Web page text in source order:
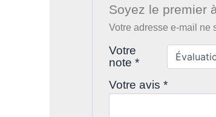
Soyez le premier
Votre adresse e-mail ne
Votre
note *
Votre avis *